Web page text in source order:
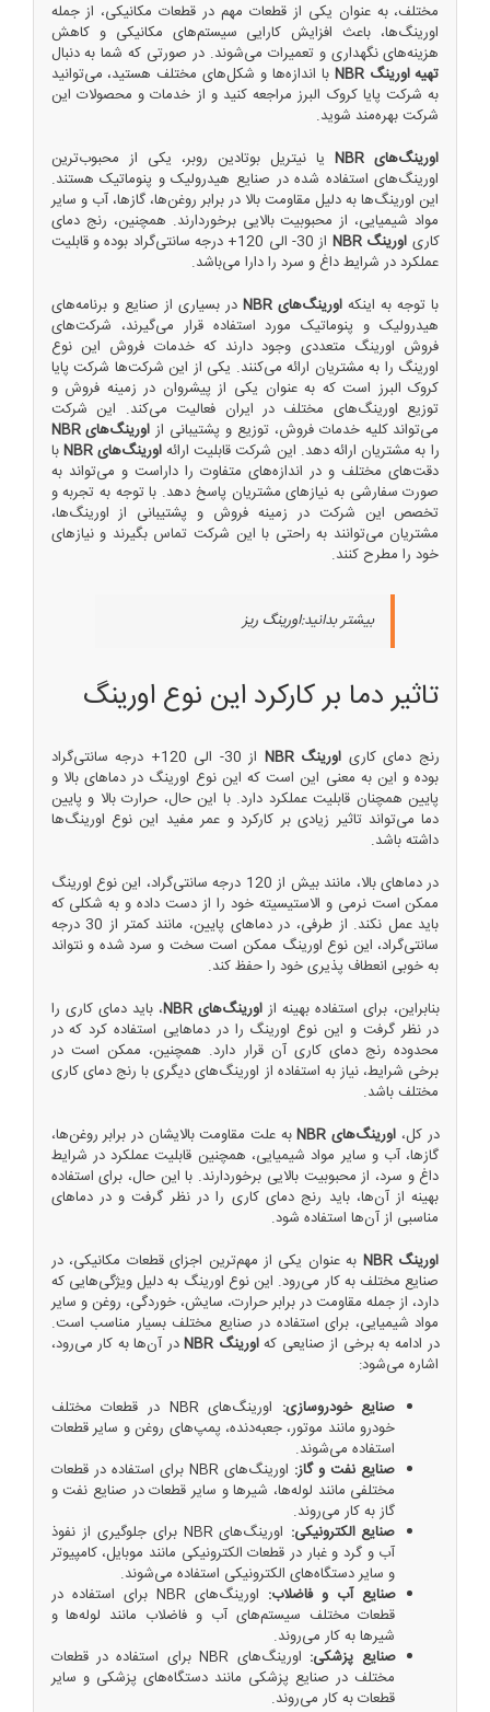
مختلف، به عنوان یکی از قطعات مهم در قطعات مکانیکی، از جمله
اورینگ‌ها، باعث افزایش کارایی سیستم‌های مکانیکی و کاهش
هزینه‌های نگهداری و تعمیرات می‌شوند. در صورتی که شما به دنبال
تهیه اورینگ NBR
با اندازه‌ها و شکل‌های مختلف هستید، می‌توانید
به شرکت پایا کروک البرز مراجعه کنید و از خدمات و محصولات این
شرکت بهره‌مند شوید.
اورینگ‌های NBR
یا نیتریل بوتادین روبر، یکی از محبوب‌ترین
اورینگ‌های استفاده شده در صنایع هیدرولیک و پنوماتیک هستند.
این اورینگ‌ها به دلیل مقاومت بالا در برابر روغن‌ها، گازها، آب و سایر
مواد شیمیایی، از محبوبیت بالایی برخوردارند. همچنین، رنج دمای
کاری اورینگ NBR
از 30- الی 120+ درجه سانتی‌گراد بوده و قابلیت
عملکرد در شرایط داغ و سرد را دارا می‌باشد.
با توجه به اینکه اورینگ‌های NBR
در بسیاری از صنایع و برنامه‌های
هیدرولیک و پنوماتیک مورد استفاده قرار می‌گیرند، شرکت‌های
فروش اورینگ متعددی وجود دارند که خدمات فروش این نوع
اورینگ را به مشتریان ارائه می‌کنند. یکی از این شرکت‌ها شرکت پایا
کروک البرز است که به عنوان یکی از پیشروان در زمینه فروش و
توزیع اورینگ‌های مختلف در ایران فعالیت می‌کند. این شرکت
می‌تواند کلیه خدمات فروش، توزیع و پشتیبانی از اورینگ‌های NBR
را به مشتریان ارائه دهد. این شرکت قابلیت ارائهاورینگ‌های NBR
با
دقت‌های مختلف و در اندازه‌های متفاوت را داراست و می‌تواند به
صورت سفارشی به نیازهای مشتریان پاسخ دهد. با توجه به تجربه و
تخصص این شرکت در زمینه فروش و پشتیبانی از اورینگ‌ها،
مشتریان می‌توانند به راحتی با این شرکت تماس بگیرند و نیازهای
خود را مطرح کنند.
بیشتر بدانید:اورینگ ریز
تاثیر دما بر کارکرد این نوعاورینگ
رنج دمای کاری اورینگ NBR
از 30- الی 120+ درجه سانتی‌گراد
بوده و این به معنی این است که این نوع اورینگ در دماهای بالا و
پایین همچنان قابلیت عملکرد دارد. با این حال، حرارت بالا و پایین
دما می‌تواند تاثیر زیادی بر کارکرد و عمر مفید این نوع اورینگ‌ها
داشته باشد.
در دماهای بالا، مانند بیش از 120 درجه سانتی‌گراد، این نوع اورینگ
ممکن است نرمی و الاستیسیته خود را از دست داده و به شکلی که
باید عمل نکند. از طرفی، در دماهای پایین، مانند کمتر از 30 درجه
سانتی‌گراد، این نوع اورینگ ممکن است سخت و سرد شده و نتواند
به خوبی انعطاف پذیری خود را حفظ کند.
بنابراین، برای استفاده بهینه از اورینگ‌های NBR
، باید دمای کاری را
در نظر گرفت و این نوع اورینگ را در دماهایی استفاده کرد که در
محدوده رنج دمای کاری آن قرار دارد. همچنین، ممکن است در
برخی شرایط، نیاز به استفاده از اورینگ‌های دیگری با رنج دمای کاری
مختلف باشد.
در کل، اورینگ‌های NBR
به علت مقاومت بالایشان در برابر روغن‌ها،
گازها، آب و سایر مواد شیمیایی، همچنین قابلیت عملکرد در شرایط
داغ و سرد، از محبوبیت بالایی برخوردارند. با این حال، برای استفاده
بهینه از آن‌ها، باید رنج دمای کاری را در نظر گرفت و در دماهای
مناسبی از آن‌ها استفاده شود.
اورینگ NBR
به عنوان یکی از مهم‌ترین اجزای قطعات مکانیکی، در
صنایع مختلف به کار می‌رود. این نوع اورینگ به دلیل ویژگی‌هایی که
دارد، از جمله مقاومت در برابر حرارت، سایش، خوردگی، روغن و سایر
مواد شیمیایی، برای استفاده در صنایع مختلف بسیار مناسب است.
در ادامه به برخی از صنایعی کهاورینگ NBR
در آن‌ها به کار می‌رود،
اشاره می‌شود:
صنایع خودروسازی:
اورینگ‌های NBR در قطعات مختلف
خودرو مانند موتور، جعبه‌دنده، پمپ‌های روغن و سایر قطعات
استفاده می‌شوند.
صنایع نفت و گاز:
اورینگ‌های NBR برای استفاده در قطعات
مختلفی مانند لوله‌ها، شیرها و سایر قطعات در صنایع نفت و
گاز به کار می‌روند.
صنایع الکترونیکی:
اورینگ‌های NBR برای جلوگیری از نفوذ
آب و گرد و غبار در قطعات الکترونیکی مانند موبایل، کامپیوتر
و سایر دستگاه‌های الکترونیکی استفاده می‌شوند.
صنایع آب و فاضلاب:
اورینگ‌های NBR برای استفاده در
قطعات مختلف سیستم‌های آب و فاضلاب مانند لوله‌ها و
شیرها به کار می‌روند.
صنایع پزشکی:
اورینگ‌های NBR برای استفاده در قطعات
مختلف در صنایع پزشکی مانند دستگاه‌های پزشکی و سایر
قطعات به کار می‌روند.